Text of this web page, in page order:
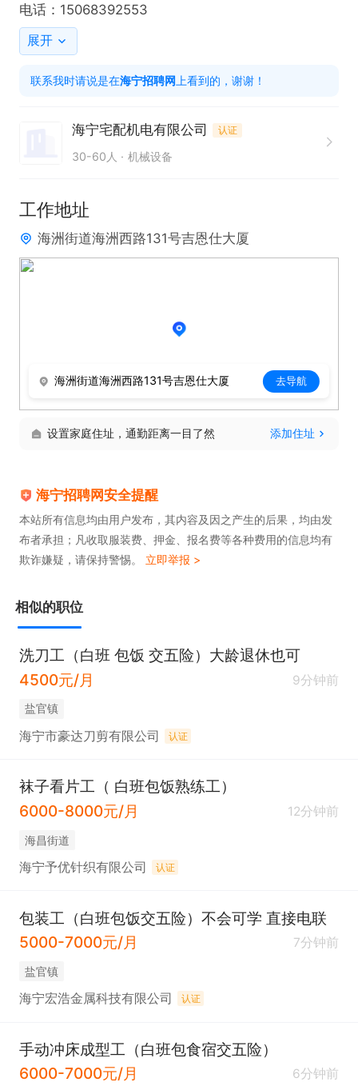
电话：15068392553
展开
联系我时请说是在海宁招聘网 上看到的，谢谢！
海宁宅配机电有限公司 认证
30-60人 机械设备
工作地址
海洲街道海洲西路131号吉恩仕大厦
海洲街道海洲西路131号吉恩仕大厦 去导航
设置家庭住址，通勤距离一目了然 添加住址
海宁招聘网安全提醒
本站所有信息均由用户发布，其内容及因之产生的后果，均由发
布者承担；凡收取服装费、押金、报名费等各种费用的信息均有
欺诈嫌疑，请保持警惕。 立即举报 >
相似的职位
洗刀工（白班 包饭 交五险）大龄退休也可
4500元/月
9分钟前
盐官镇
海宁市豪达刀剪有限公司 认证
袜子看片工（ 白班包饭熟练工）
6000-8000元/月
12分钟前
海昌街道
海宁予优针织有限公司 认证
包装工（白班包饭交五险）不会可学 直接电联
5000-7000元/月
7分钟前
盐官镇
海宁宏浩金属科技有限公司 认证
手动冲床成型工（白班包食宿交五险）
6000-7000元/月
6分钟前